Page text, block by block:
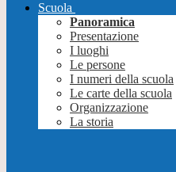
Scuola
Panoramica
Presentazione
I luoghi
Le persone
I numeri della scuola
Le carte della scuola
Organizzazione
La storia